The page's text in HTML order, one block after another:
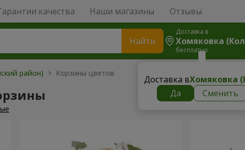
качества Наши магазины Отзывы
Найти
Доставка в
бесплатно
Доставка в
Да
Сменить
район) > Корзины цветов